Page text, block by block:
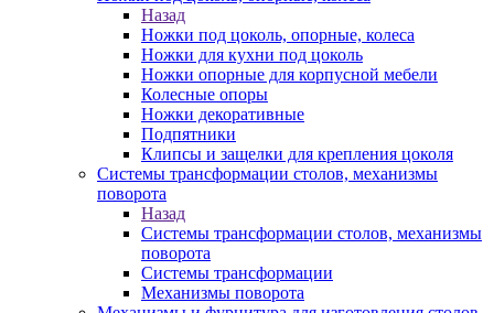
Назад
Ножки под цоколь, опорные, колеса
Ножки для кухни под цоколь
Ножки опорные для корпусной мебели
Колесные опоры
Ножки декоративные
Подпятники
Клипсы и защелки для крепления цоколя
Системы трансформации столов, механизмы
поворота
Назад
Системы трансформации столов, механизмы
поворота
Системы трансформации
Механизмы поворота